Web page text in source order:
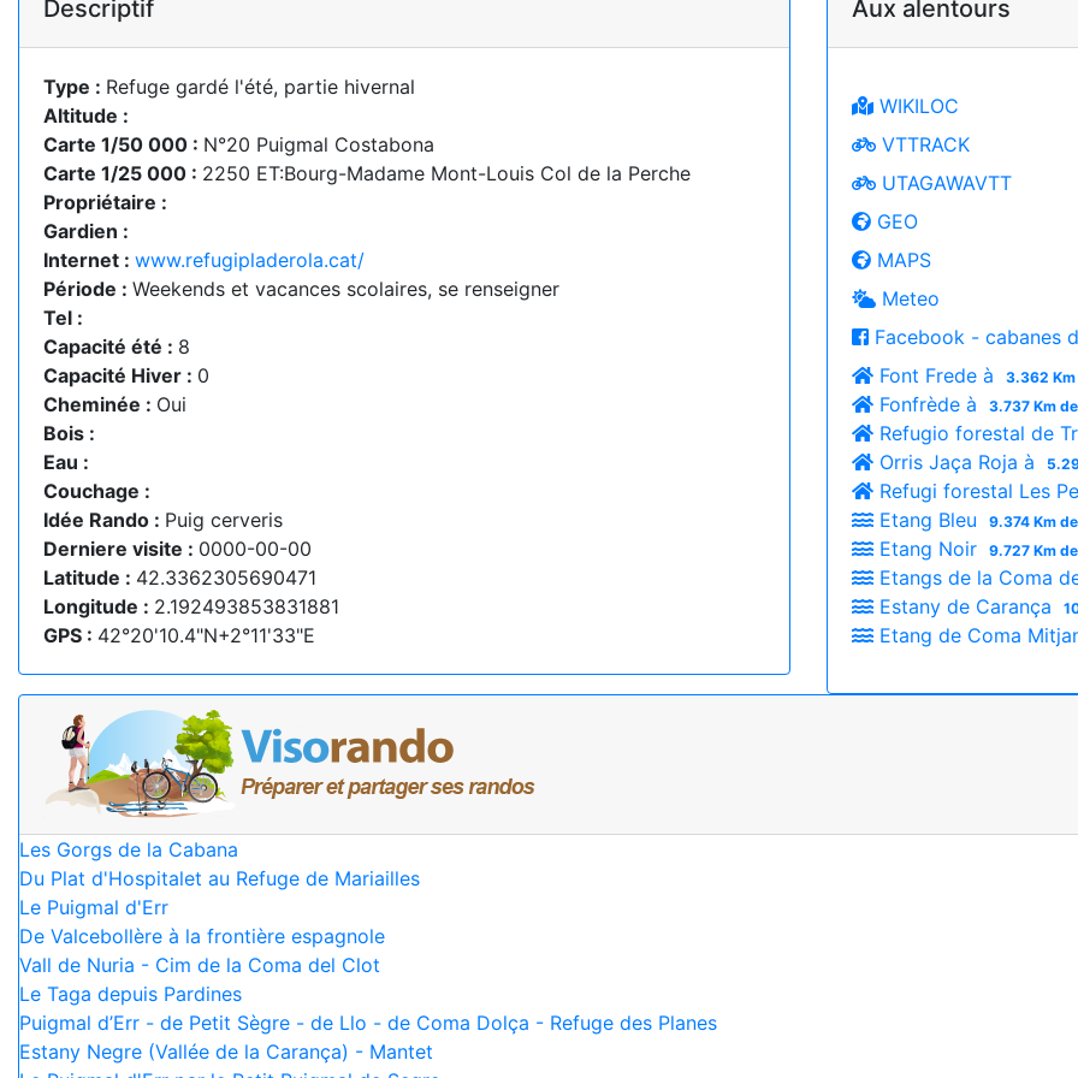
Descriptif
Type : Refuge gardé l'été, partie hivernal
Altitude :
Carte 1/50 000 : N°20 Puigmal Costabona
Carte 1/25 000 : 2250 ET:Bourg-Madame Mont-Louis Col de la Perche
Propriétaire :
Gardien :
Internet : www.refugipladerola.cat/
Période : Weekends et vacances scolaires, se renseigner
Tel :
Capacité été : 8
Capacité Hiver : 0
Cheminée : Oui
Bois :
Eau :
Couchage :
Idée Rando : Puig cerveris
Derniere visite : 0000-00-00
Latitude : 42.3362305690471
Longitude : 2.192493853831881
GPS : 42°20'10.4"N+2°11'33"E
Aux alentours
WIKILOC
VTTRACK
UTAGAWAVTT
GEO
MAPS
Meteo
Facebook - cabanes
Font Frede à
3.362
Fonfrède à 3.737 Km
Refugio forestal de
Orris Jaça Roja à
Refugi forestal Les
Etang Bleu
9.374 Km
Etang Noir 9.727 Km
Etangs de la Coma
Estany de Carança
Etang de Coma
Les Gorgs de la Cabana
Du Plat d'Hospitalet au Refuge de Mariailles
Le Puigmal d'Err
De Valcebollère à la frontière espagnole
Vall de Nuria - Cim de la Coma del Clot
Le Taga depuis Pardines
Puigmal d’Err - de Petit Sègre - de Llo - de Coma Dolça - Refuge des Planes
Estany Negre (Vallée de la Carança) - Mantet